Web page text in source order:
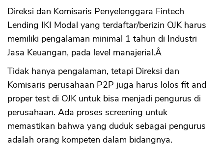
Direksi dan Komisaris Penyelenggara Fintech
Lending IKI Modal yang terdaftar/berizin OJK harus
memiliki pengalaman minimal 1 tahun di Industri
Jasa Keuangan, pada level manajerial.Â
Tidak hanya pengalaman, tetapi Direksi dan
Komisaris perusahaan P2P juga harus lolos fit and
proper test di OJK untuk bisa menjadi pengurus di
perusahaan. Ada proses screening untuk
memastikan bahwa yang duduk sebagai pengurus
adalah orang kompeten dalam bidangnya.